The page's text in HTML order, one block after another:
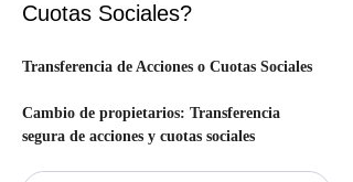
Cuotas Sociales?
Transferencia de Acciones o Cuotas Sociales
Cambio de propietarios: Transferencia
segura de acciones y cuotas sociales